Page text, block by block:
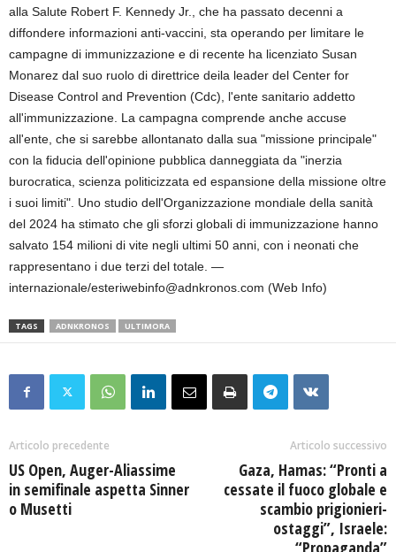
alla Salute Robert F. Kennedy Jr., che ha passato decenni a
diffondere informazioni anti-vaccini, sta operando per limitare le
campagne di immunizzazione e di recente ha licenziato Susan
Monarez dal suo ruolo di direttrice deila leader del Center for
Disease Control and Prevention (Cdc), l'ente sanitario addetto
all'immunizzazione. La campagna comprende anche accuse
all'ente, che si sarebbe allontanato dalla sua "missione principale"
con la fiducia dell'opinione pubblica danneggiata da "inerzia
burocratica, scienza politicizzata ed espansione della missione oltre
i suoi limiti". Uno studio dell'Organizzazione mondiale della sanità
del 2024 ha stimato che gli sforzi globali di immunizzazione hanno
salvato 154 milioni di vite negli ultimi 50 anni, con i neonati che
rappresentano i due terzi del totale. —
internazionale/esteriwebinfo@adnkronos.com (Web Info)
TAGS ADNKRONOS ULTIMORA
Articolo precedente
US Open, Auger-Aliassime
in semifinale aspetta Sinner
o Musetti
Articolo successivo
Gaza, Hamas: “Pronti a
cessate il fuoco globale e
scambio prigionieri-
ostaggi”, Israele:
“Propaganda”